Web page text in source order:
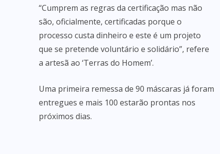
“Cumprem as regras da certificação mas não
são, oficialmente, certificadas porque o
processo custa dinheiro e este é um projeto
que se pretende voluntário e solidário”, refere
a artesã ao ‘Terras do Homem’.
Uma primeira remessa de 90 máscaras já foram
entregues e mais 100 estarão prontas nos
próximos dias.